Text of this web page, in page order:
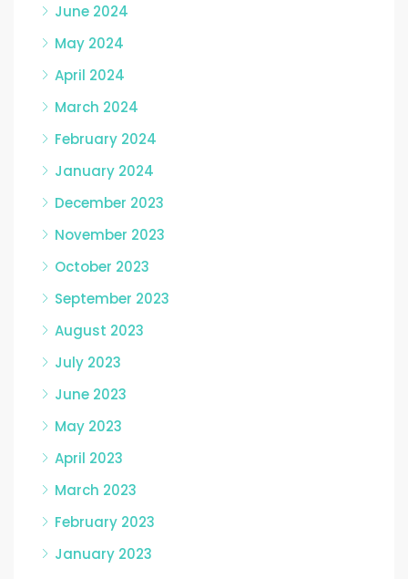
June 2024
May 2024
April 2024
March 2024
February 2024
January 2024
December 2023
November 2023
October 2023
September 2023
August 2023
July 2023
June 2023
May 2023
April 2023
March 2023
February 2023
January 2023